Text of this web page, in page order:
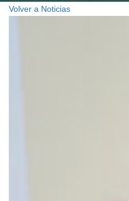
Volver a Noticias